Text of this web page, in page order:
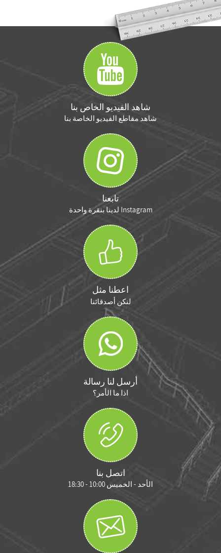
شاهد الفيديو الخاص بنا
شاهد مقاطع الفيديو الخاصة بنا
تابعنا
Instagram لدينا بنقرة واحدة
اعطنا مثل
لنكن أصدقائنا
أرسل لنا رسالة
اذا ما الأمر؟
اتصل بنا
الأحد - الخميس 10:00 - 18:30